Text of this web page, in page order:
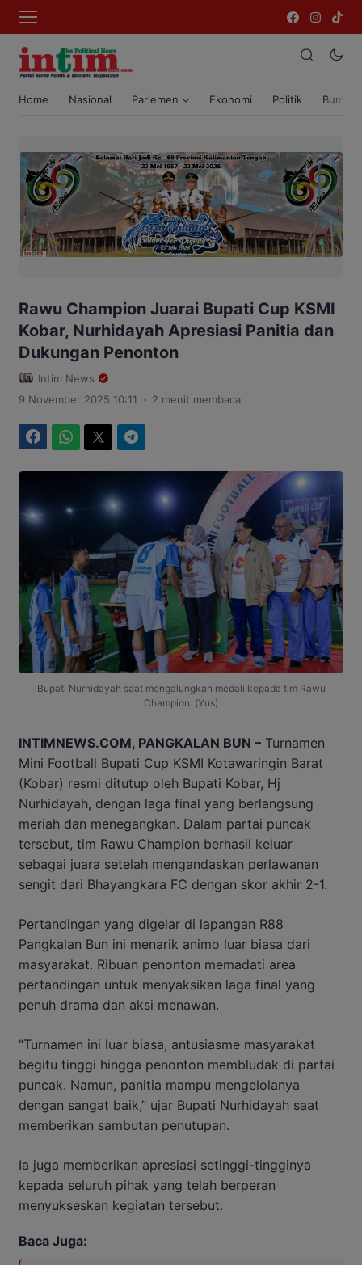
Home Nasional Parlemen Ekonomi Politik Bumi
Rawu Champion Juarai Bupati Cup KSMI
Kobar, Nurhidayah Apresiasi Panitia dan
Dukungan Penonton
Intim News
9 November 2025 10:11
. 2 menit membaca
Bupati Nurhidayah saat mengalungkan medali kepada tim Rawu
Champion. (Yus)
INTIMNEWS.COM, PANGKALAN BUN – Turnamen
Mini Football Bupati Cup KSMI Kotawaringin Barat
(Kobar) resmi ditutup oleh Bupati Kobar, Hj
Nurhidayah, dengan laga final yang berlangsung
meriah dan menegangkan. Dalam partai puncak
tersebut, tim Rawu Champion berhasil keluar
sebagai juara setelah mengandaskan perlawanan
sengit dari Bhayangkara FC dengan skor akhir 2-1.
Pertandingan yang digelar di lapangan R88
Pangkalan Bun ini menarik animo luar biasa dari
masyarakat. Ribuan penonton memadati area
pertandingan untuk menyaksikan laga final yang
penuh drama dan aksi menawan.
“Turnamen ini luar biasa, antusiasme masyarakat
begitu tinggi hingga penonton membludak di partai
puncak. Namun, panitia mampu mengelolanya
dengan sangat baik,” ujar Bupati Nurhidayah saat
memberikan sambutan penutupan.
Ia juga memberikan apresiasi setinggi-tingginya
kepada seluruh pihak yang telah berperan
menyukseskan kegiatan tersebut.
Baca Juga: